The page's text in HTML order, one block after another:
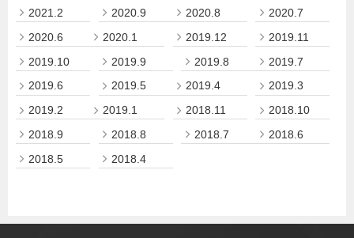
2021.2
2020.9 2020.8
2020.7
2020.6
2020.1 2019.12
2019.11
2019.10
2019.9 2019.8
2019.7
2019.6
2019.5 2019.4
2019.3
2019.2
2019.1 2018.11
2018.10
2018.9
2018.8 2018.7
2018.6
2018.5
2018.4